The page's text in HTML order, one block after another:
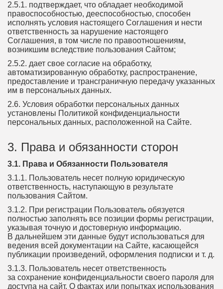
2.5.1. подтверждает, что обладает необходимой
правоспособностью, дееспособностью, способен
исполнять условия настоящего Соглашения и нести
ответственность за нарушение настоящего
Соглашения, в том числе по правоотношениям,
возникшим вследствие пользования Сайтом;
2.5.2. дает свое согласие на обработку,
автоматизированную обработку, распространение,
предоставление и трансграничную передачу указанных
им в персональных данных.
2.6. Условия обработки персональных данных
установлены Политикой конфиденциальности
персональных данных, расположенной на Сайте.
3. Права и обязанности сторон
3.1. Права и Обязанности Пользователя
3.1.1. Пользователь несет полную юридическую
ответственность, наступающую в результате
пользования Сайтом.
3.1.2. При регистрации Пользователь обязуется
полностью заполнять все позиции формы регистрации,
указывая точную и достоверную информацию.
В дальнейшем эти данные будут использоваться для
ведения всей документации на Сайте, касающейся
публикации произведений, оформления подписки и т. д.
3.1.3. Пользователь несет ответственность
за сохранение конфиденциальности своего пароля для
доступа на сайт. О фактах или попытках использования